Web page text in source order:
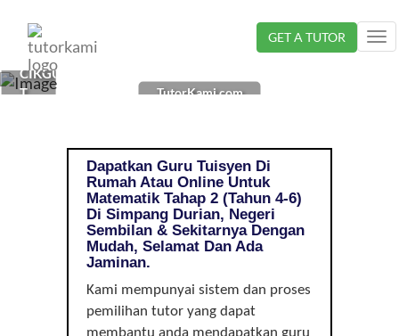
GET A TUTOR
CIKGU
TUISYEN
SIMPANG
TutorKami.com
Dapatkan Guru Tuisyen Di
Rumah Atau Online Untuk
Matematik Tahap 2 (Tahun 4-6)
Di Simpang Durian, Negeri
Sembilan & Sekitarnya Dengan
Mudah, Selamat Dan Ada
Jaminan.
Kami mempunyai sistem dan proses
pemilihan tutor yang dapat